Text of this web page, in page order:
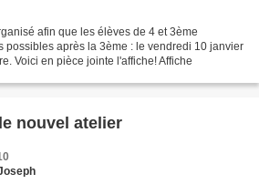
afin que les élèves de 4 et 3ème
possibles après la 3ème : le vendredi 10 janvier
Voici en pièce jointe l'affiche! Affiche
nouvel atelier